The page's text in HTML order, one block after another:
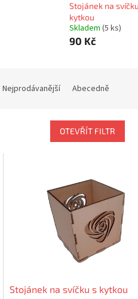
Stojánek na
kytkou
Skladem (5 ks)
90 Kč
Nejprodávanější Abecedně
OTEVŘÍT FILTR
Stojánek na svíčku s kytkou